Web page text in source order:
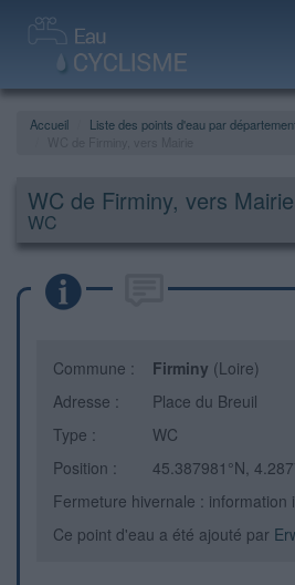
Accueil Liste des points d'eau par
WC de Firminy, vers Mairie
WC
Commune : Firminy (Loire)
Adresse :
Place du Breuil
Type :
WC
Position :
45.387981°N,
Fermeture hivernale : information
Ce point d'eau a été ajouté par